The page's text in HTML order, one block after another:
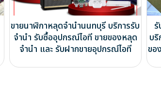
ขายนาฬิกาหลุดจำนำนนทบุรี บริการรับ
จำนำ รับซื้ออุปกรณ์ไอที ขายของหลุด
จำนำ และ รับฝากขายอุปกรณ์ไอที
บ
ขอ